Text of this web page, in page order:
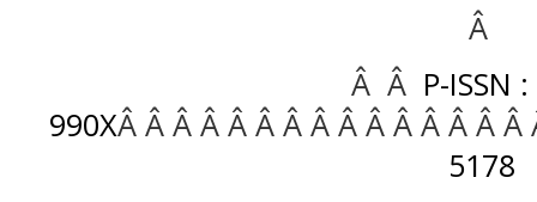
Â
Â Â P-ISSN
990XÂ Â Â Â Â Â Â Â Â Â Â Â Â Â
5178